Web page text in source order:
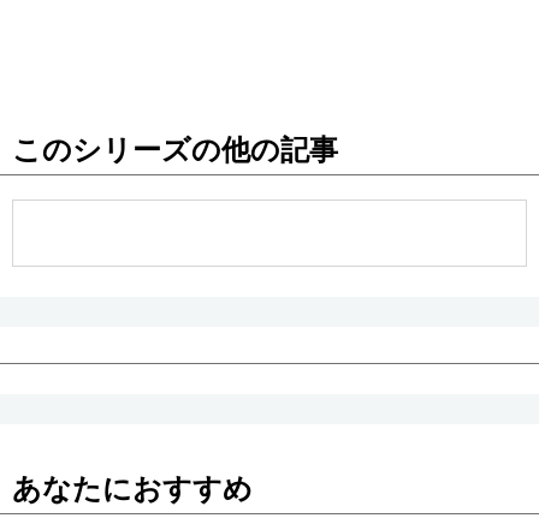
お知らせ
このシリーズの他の記事
あなたにおすすめ